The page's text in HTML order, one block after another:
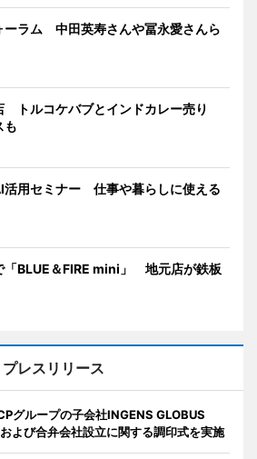
ーラム 中田英寿さんや冨永愛さんら
トルコケバブとインドカレー売り
も
活用セミナー 仕事や暮らしに使える
「BLUE＆FIRE mini」 地元店が鉄板
プレスリリース
グループの子会社INGENS GLOBUS
よび合弁会社設立に関する調印式を実施